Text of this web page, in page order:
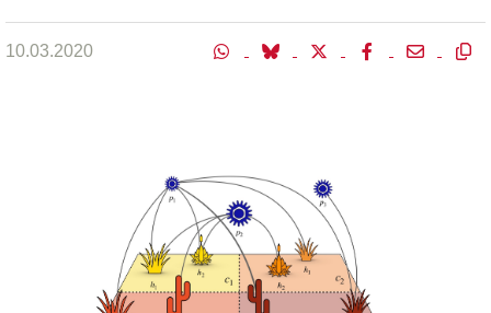
10.03.2020